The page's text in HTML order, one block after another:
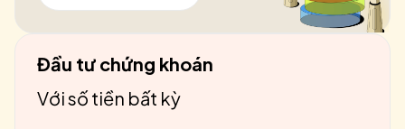
Đầu tư chứng khoán
Với số tiền bất kỳ